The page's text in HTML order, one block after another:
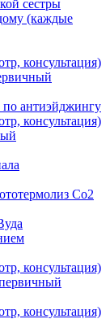
сестры
(каждые
консультация)
по антиэйджингу
консультация)
Со2
консультация)
консультация)